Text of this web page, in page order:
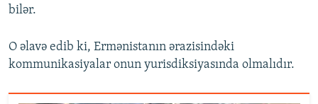
bilər.
O əlavə edib ki, Ermənistanın ərazisindəki
kommunikasiyalar onun yurisdiksiyasında olmalıdır.